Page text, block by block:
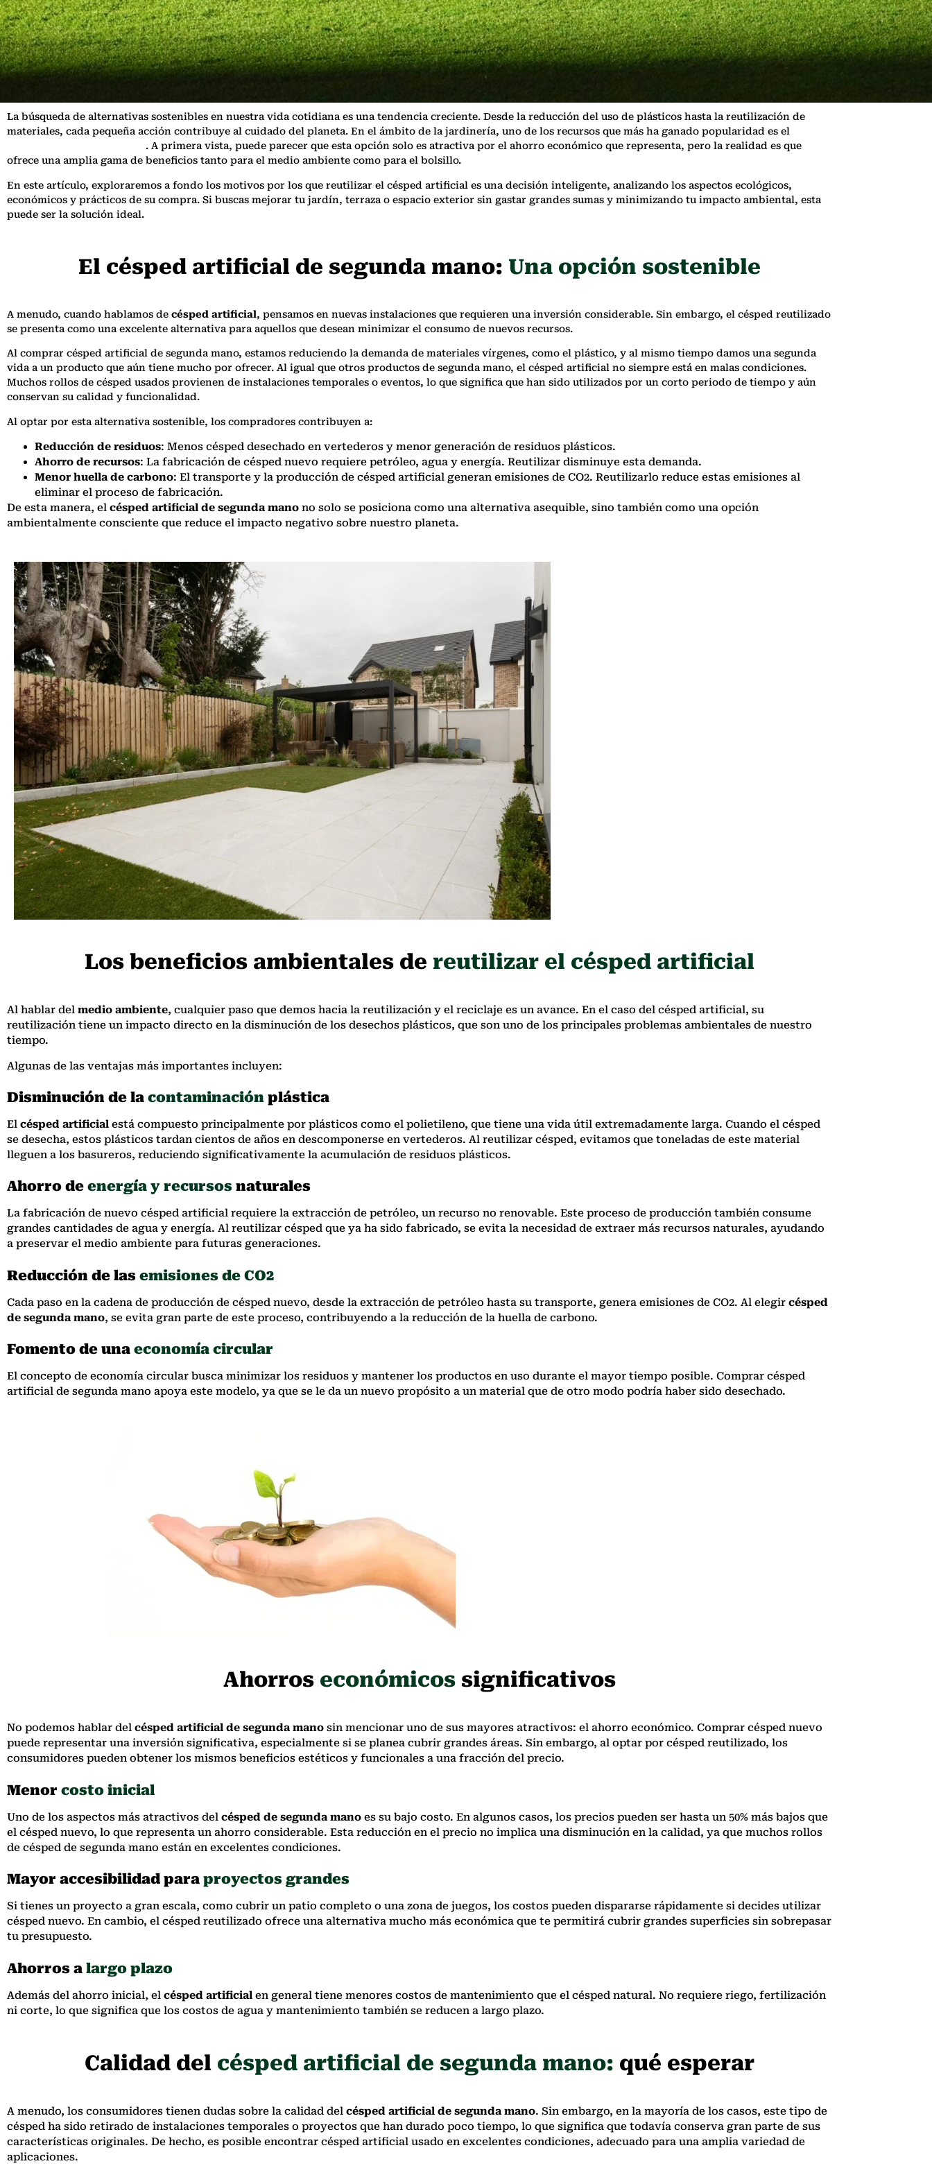
La búsqueda de alternativas sostenibles en nuestra vida cotidiana es una tendencia creciente. Desde la reducción del uso de plásticos hasta la reutilización de
materiales, cada pequeña acción contribuye al cuidado del planeta. En el ámbito de la jardinería, uno de los recursos que más ha ganado popularidad es el
. A primera vista, puede parecer que esta opción solo es atractiva por el ahorro económico que representa, pero la realidad es que
ofrece una amplia gama de beneficios tanto para el medio ambiente como para el bolsillo.
En este artículo, exploraremos a fondo los motivos por los que reutilizar el césped artificial es una decisión inteligente, analizando los aspectos ecológicos,
económicos y prácticos de su compra. Si buscas mejorar tu jardín, terraza o espacio exterior sin gastar grandes sumas y minimizando tu impacto ambiental, esta
puede ser la solución ideal.
El césped artificial de segunda mano: Una opción sostenible
A menudo, cuando hablamos de césped artificial, pensamos en nuevas instalaciones que requieren una inversión considerable. Sin embargo, el césped reutilizado
se presenta como una excelente alternativa para aquellos que desean minimizar el consumo de nuevos recursos.
Al comprar césped artificial de segunda mano, estamos reduciendo la demanda de materiales vírgenes, como el plástico, y al mismo tiempo damos una segunda
vida a un producto que aún tiene mucho por ofrecer. Al igual que otros productos de segunda mano, el césped artificial no siempre está en malas condiciones.
Muchos rollos de césped usados provienen de instalaciones temporales o eventos, lo que significa que han sido utilizados por un corto periodo de tiempo y aún
conservan su calidad y funcionalidad.
Al optar por esta alternativa sostenible, los compradores contribuyen a:
Reducción de residuos: Menos césped desechado en vertederos y menor generación de residuos plásticos.
Ahorro de recursos: La fabricación de césped nuevo requiere petróleo, agua y energía. Reutilizar disminuye esta demanda.
Menor huella de carbono: El transporte y la producción de césped artificial generan emisiones de CO2. Reutilizarlo reduce estas emisiones al
eliminar el proceso de fabricación.
De esta manera, el césped artificial de segunda mano no solo se posiciona como una alternativa asequible, sino también como una opción
ambientalmente consciente que reduce el impacto negativo sobre nuestro planeta.
Los beneficios ambientales de reutilizar el césped artificial
Al hablar del medio ambiente, cualquier paso que demos hacia la reutilización y el reciclaje es un avance. En el caso del césped artificial, su
reutilización tiene un impacto directo en la disminución de los desechos plásticos, que son uno de los principales problemas ambientales de nuestro
tiempo.
Algunas de las ventajas más importantes incluyen:
Disminución de la contaminación plástica
El césped artificial está compuesto principalmente por plásticos como el polietileno, que tiene una vida útil extremadamente larga. Cuando el césped
se desecha, estos plásticos tardan cientos de años en descomponerse en vertederos. Al reutilizar césped, evitamos que toneladas de este material
lleguen a los basureros, reduciendo significativamente la acumulación de residuos plásticos.
Ahorro de energía y recursos naturales
La fabricación de nuevo césped artificial requiere la extracción de petróleo, un recurso no renovable. Este proceso de producción también consume
grandes cantidades de agua y energía. Al reutilizar césped que ya ha sido fabricado, se evita la necesidad de extraer más recursos naturales, ayudando
a preservar el medio ambiente para futuras generaciones.
Reducción de las emisiones de CO2
Cada paso en la cadena de producción de césped nuevo, desde la extracción de petróleo hasta su transporte, genera emisiones de CO2. Al elegir césped
de segunda mano, se evita gran parte de este proceso, contribuyendo a la reducción de la huella de carbono.
Fomento de una economía circular
El concepto de economía circular busca minimizar los residuos y mantener los productos en uso durante el mayor tiempo posible. Comprar césped
artificial de segunda mano apoya este modelo, ya que se le da un nuevo propósito a un material que de otro modo podría haber sido desechado.
Ahorros económicos significativos
No podemos hablar del césped artificial de segunda mano sin mencionar uno de sus mayores atractivos: el ahorro económico. Comprar césped nuevo
puede representar una inversión significativa, especialmente si se planea cubrir grandes áreas. Sin embargo, al optar por césped reutilizado, los
consumidores pueden obtener los mismos beneficios estéticos y funcionales a una fracción del precio.
Menor costo inicial
Uno de los aspectos más atractivos del césped de segunda mano es su bajo costo. En algunos casos, los precios pueden ser hasta un 50% más bajos que
el césped nuevo, lo que representa un ahorro considerable. Esta reducción en el precio no implica una disminución en la calidad, ya que muchos rollos
de césped de segunda mano están en excelentes condiciones.
Mayor accesibilidad para proyectos grandes
Si tienes un proyecto a gran escala, como cubrir un patio completo o una zona de juegos, los costos pueden dispararse rápidamente si decides utilizar
césped nuevo. En cambio, el césped reutilizado ofrece una alternativa mucho más económica que te permitirá cubrir grandes superficies sin sobrepasar
tu presupuesto.
Ahorros a largo plazo
Además del ahorro inicial, el césped artificial en general tiene menores costos de mantenimiento que el césped natural. No requiere riego, fertilización
ni corte, lo que significa que los costos de agua y mantenimiento también se reducen a largo plazo.
Calidad del césped artificial de segunda mano: qué esperar
A menudo, los consumidores tienen dudas sobre la calidad del césped artificial de segunda mano. Sin embargo, en la mayoría de los casos, este tipo de
césped ha sido retirado de instalaciones temporales o proyectos que han durado poco tiempo, lo que significa que todavía conserva gran parte de sus
características originales. De hecho, es posible encontrar césped artificial usado en excelentes condiciones, adecuado para una amplia variedad de
aplicaciones.